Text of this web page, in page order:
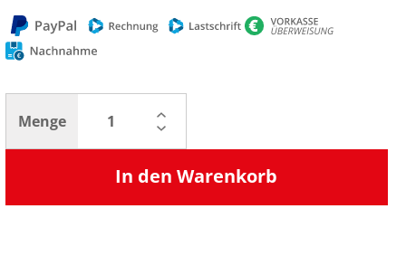
Menge
In den Warenkorb